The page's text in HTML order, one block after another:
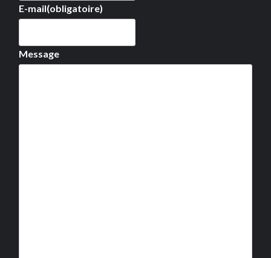
E-mail(obligatoire)
Message